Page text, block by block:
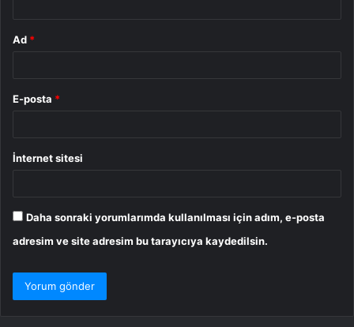
Ad *
E-posta *
İnternet sitesi
Daha sonraki yorumlarımda kullanılması için adım, e-posta
adresim ve site adresim bu tarayıcıya kaydedilsin.